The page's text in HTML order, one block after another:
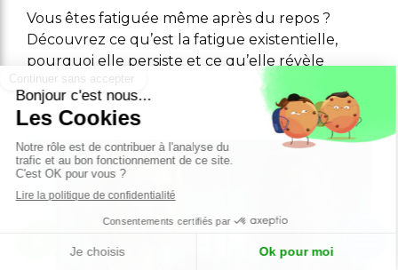
Vous êtes fatiguée même après du repos ?
Découvrez ce qu’est la fatigue existentielle,
pourquoi elle persiste et ce qu’elle révèle
vraiment.
Lire l'article
La fatigue existentielle